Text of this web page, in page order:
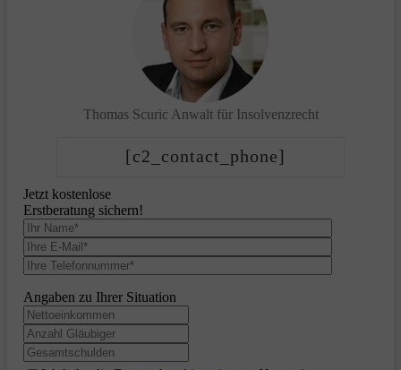
Thomas Scuric Anwalt für Insolvenzrecht
[c2_contact_phone]
Jetzt kostenlose
Erstberatung sichern!
Angaben zu Ihrer Situation